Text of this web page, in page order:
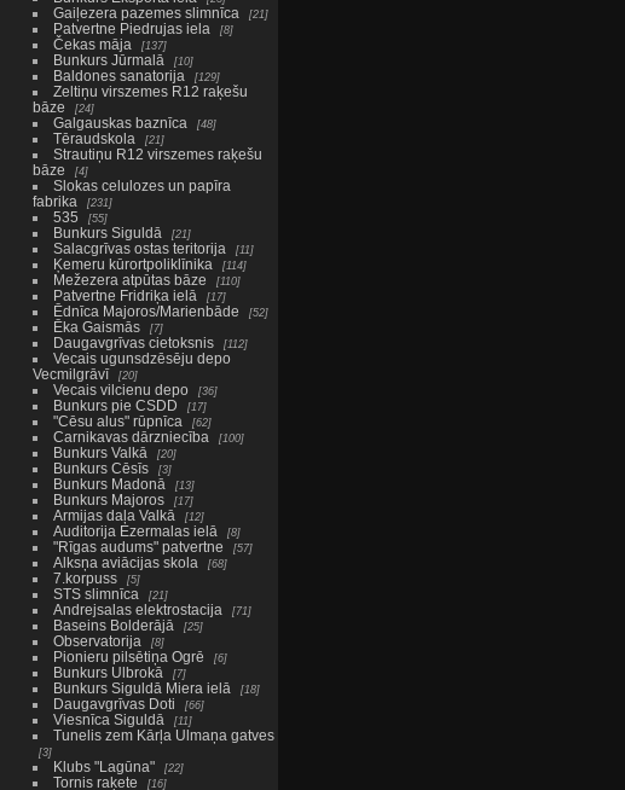
Gaiļezera pazemes slimnīca 21
Patvertne Piedrujas iela 8
Čekas māja 137
Bunkurs Jūrmalā 10
Baldones sanatorija 129
Zeltiņu virszemes R12 raķešu
bāze
24
Galgauskas baznīca 48
Tēraudskola 21
Strautiņu R12 virszemes raķešu
bāze
4
Slokas celulozes un papīra
fabrika
231
535 55
Bunkurs Siguldā 21
Salacgrīvas ostas teritorija 11
Ķemeru kūrortpoliklīnika 114
Mežezera atpūtas bāze 110
Patvertne Fridriķa ielā 17
Ēdnīca Majoros/Marienbāde 52
Ēka Gaismās 7
Daugavgrīvas cietoksnis 112
Vecais ugunsdzēsēju depo
Vecmilgrāvī
20
Vecais vilcienu depo 36
Bunkurs pie CSDD 17
"Cēsu alus" rūpnīca 62
Carnikavas dārzniecība 100
Bunkurs Valkā 20
Bunkurs Cēsīs 3
Bunkurs Madonā 13
Bunkurs Majoros 17
Armijas daļa Valkā 12
Auditorija Ezermalas ielā 8
"Rīgas audums" patvertne 57
Alksņa aviācijas skola 68
7.korpuss 5
STS slimnīca 21
Andrejsalas elektrostacija 71
Baseins Bolderājā 25
Observatorija 8
Pionieru pilsētiņa Ogrē 6
Bunkurs Ulbrokā 7
Bunkurs Siguldā Miera ielā 18
Daugavgrīvas Doti 66
Viesnīca Siguldā 11
Tunelis zem Kārļa Ulmaņa gatves
3
Klubs "Lagūna" 22
Tornis raķete 16